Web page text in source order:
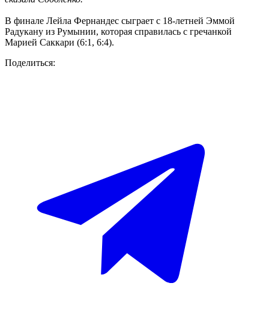
В финале Лейла Фернандес сыграет с 18-летней Эммой
Радукану из Румынии, которая справилась с гречанкой
Марией Саккари (6:1, 6:4).
Поделиться: